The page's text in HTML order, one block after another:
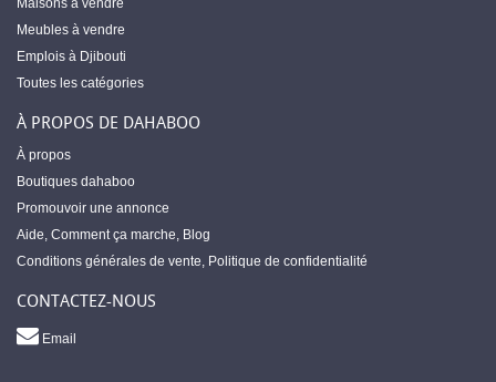
Maisons à vendre
Meubles à vendre
Emplois à Djibouti
Toutes les catégories
À PROPOS DE DAHABOO
À propos
Boutiques dahaboo
Promouvoir une annonce
Aide, Comment ça marche, Blog
Conditions générales de vente, Politique de confidentialité
CONTACTEZ-NOUS
Email